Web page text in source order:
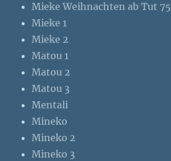
Mieke Weihnachten ab Tut 75
Mieke 1
Mieke 2
Matou 1
Matou 2
Matou 3
Mentali
Mineko
Mineko 2
Mineko 3